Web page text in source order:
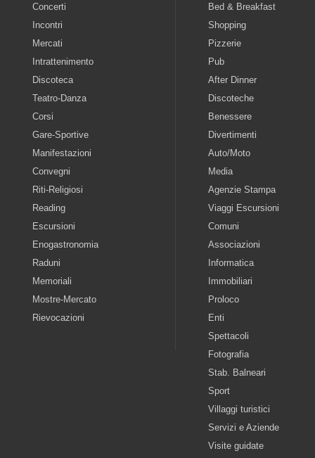
Concerti
Incontri
Mercati
Intrattenimento
Discoteca
Teatro-Danza
Corsi
Gare-Sportive
Manifestazioni
Convegni
Riti-Religiosi
Reading
Escursioni
Enogastronomia
Raduni
Memoriali
Mostre-Mercato
Rievocazioni
Bed & Breakfast
Shopping
Pizzerie
Pub
After Dinner
Discoteche
Benessere
Divertimenti
Auto/Moto
Media
Agenzie Stampa
Viaggi Escursioni
Comuni
Associazioni
Informatica
Immobiliari
Proloco
Enti
Spettacoli
Fotografia
Stab. Balneari
Sport
Villaggi turistici
Servizi e Aziende
Visite guidate